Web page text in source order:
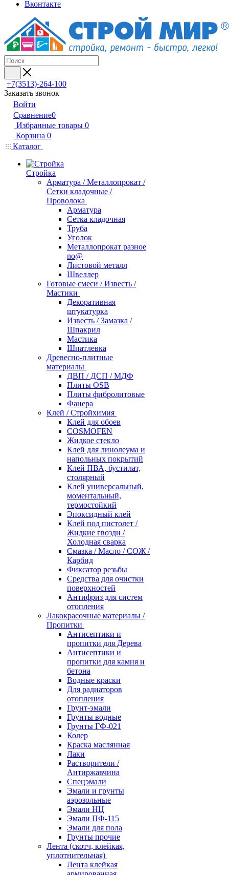
Вконтакте
+7(3513)-264-100
Заказать звонок
Войти
Сравнение0
Избранные товары 0
Корзина 0
Каталог
Стройка
Арматура / Металлопрокат /
Сетки кладочные /
Проволока
Арматура
Сетка кладочная
Труба
Уголок
Металлопрокат разное
no@
Листовой металл
Швеллер
Готовые смеси / Известь /
Мастики
Декоративная
штукатурка
Известь / Замазка /
Шпакрил
Мастика
Шпатлевка
Древесно-плитные
материалы
ДВП / ДСП / МДФ
Плиты OSB
Плиты фибролитовые
Фанера
Клей / Стройхимия
Клей для обоев
COSMOFEN
Жидкое стекло
Клей для линолеума и
напольных покрытий
Клей ПВА, бустилат,
столярный
Клей универсальный,
моментальный,
термостойкий
Эпоксидный клей
Клей под пистолет /
Жидкие гвозди /
Холодная сварка
Смазка / Масло / СОЖ /
Карбид
Фиксатор резьбы
Средства для очистки
поверхностей
Антифриз для систем
отопления
Лакокрасочные материалы /
Пропитки
Антисептики и
пропитки для Дерева
Антисептики и
пропитки для камня и
бетона
Водные краски
Для радиаторов
отопления
Грунт-эмали
Грунты водные
Грунты ГФ-021
Колер
Краска маслянная
Лаки
Растворители /
Антиржавчина
Спецэмали
Эмали и грунты
аэрозольные
Эмали НЦ
Эмали ПФ-115
Эмали для пола
Грунты прочие
Лента (скотч, клейкая,
уплотнительная)
Лента клейкая